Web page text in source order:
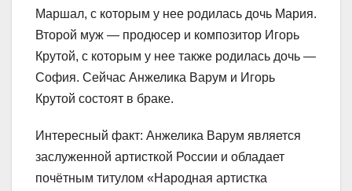
Маршал, с которым у нее родилась дочь Мария.
Второй муж — продюсер и композитор Игорь
Крутой, с которым у нее также родилась дочь —
София. Сейчас Анжелика Варум и Игорь
Крутой состоят в браке.
Интересный факт: Анжелика Варум является
заслуженной артисткой России и обладает
почётным титулом «Народная артистка